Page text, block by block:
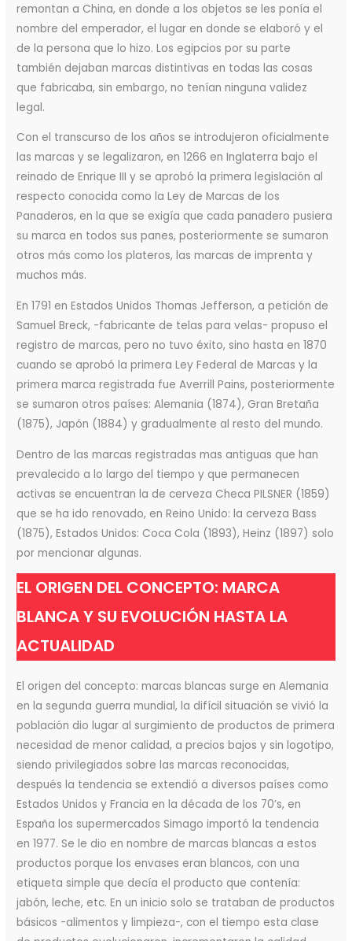
remontan a China, en donde a los objetos se les ponía el
nombre del emperador, el lugar en donde se elaboró y el
de la persona que lo hizo. Los egipcios por su parte
también dejaban marcas distintivas en todas las cosas
que fabricaba, sin embargo, no tenían ninguna validez
legal.
Con el transcurso de los años se introdujeron oficialmente
las marcas y se legalizaron, en 1266 en Inglaterra bajo el
reinado de Enrique III y se aprobó la primera legislación al
respecto conocida como la Ley de Marcas de los
Panaderos, en la que se exigía que cada panadero pusiera
su marca en todos sus panes, posteriormente se sumaron
otros más como los plateros, las marcas de imprenta y
muchos más.
En 1791 en Estados Unidos Thomas Jefferson, a petición de
Samuel Breck, -fabricante de telas para velas- propuso el
registro de marcas, pero no tuvo éxito, sino hasta en 1870
cuando se aprobó la primera Ley Federal de Marcas y la
primera marca registrada fue Averrill Pains, posteriormente
se sumaron otros países: Alemania (1874), Gran Bretaña
(1875), Japón (1884) y gradualmente al resto del mundo.
Dentro de las marcas registradas mas antiguas que han
prevalecido a lo largo del tiempo y que permanecen
activas se encuentran la de cerveza Checa PILSNER (1859)
que se ha ido renovado, en Reino Unido: la cerveza Bass
(1875), Estados Unidos: Coca Cola (1893), Heinz (1897) solo
por mencionar algunas.
EL ORIGEN DEL CONCEPTO: MARCA
BLANCA Y SU EVOLUCIÓN HASTA LA
ACTUALIDAD
El origen del concepto: marcas blancas surge en Alemania
en la segunda guerra mundial, la difícil situación se vivió la
población dio lugar al surgimiento de productos de primera
necesidad de menor calidad, a precios bajos y sin logotipo,
siendo privilegiados sobre las marcas reconocidas,
después la tendencia se extendió a diversos países como
Estados Unidos y Francia en la década de los 70’s, en
España los supermercados Simago importó la tendencia
en 1977. Se le dio en nombre de marcas blancas a estos
productos porque los envases eran blancos, con una
etiqueta simple que decía el producto que contenía:
jabón, leche, etc. En un inicio solo se trataban de productos
básicos -alimentos y limpieza-, con el tiempo esta clase